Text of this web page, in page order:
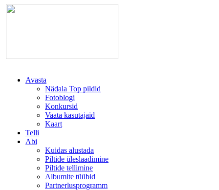
Avasta
Nädala Top pildid
Fotoblogi
Konkursid
Vaata kasutajaid
Kaart
Telli
Abi
Kuidas alustada
Piltide üleslaadimine
Piltide tellimine
Albumite tüübid
Partnerlusprogramm